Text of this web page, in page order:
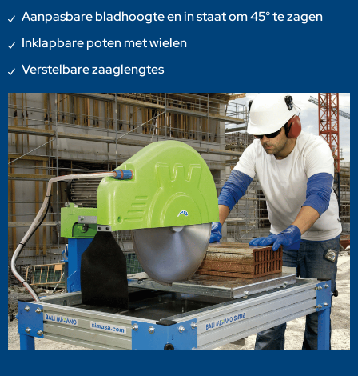
Aanpasbare bladhoogte en in staat om 45° te zagen
Inklapbare poten met wielen
Verstelbare zaaglengtes